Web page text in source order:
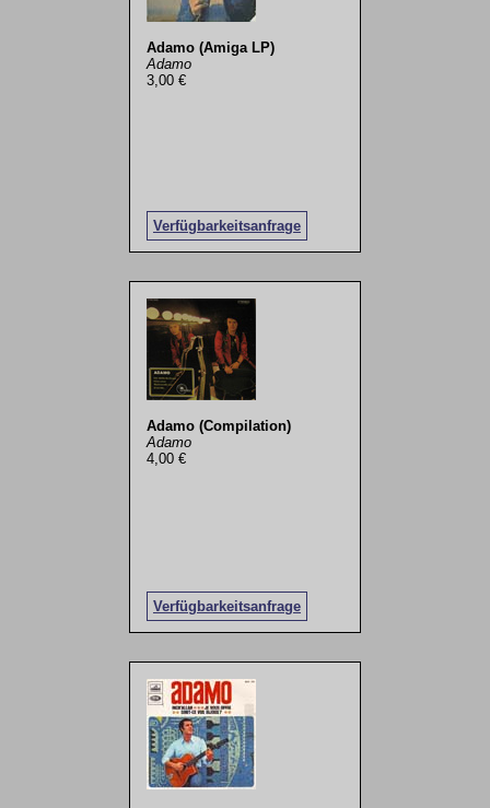
Adamo (Amiga LP)
Adamo
3,00 €
Verfügbarkeitsanfrage
Adamo (Compilation)
Adamo
4,00 €
Verfügbarkeitsanfrage